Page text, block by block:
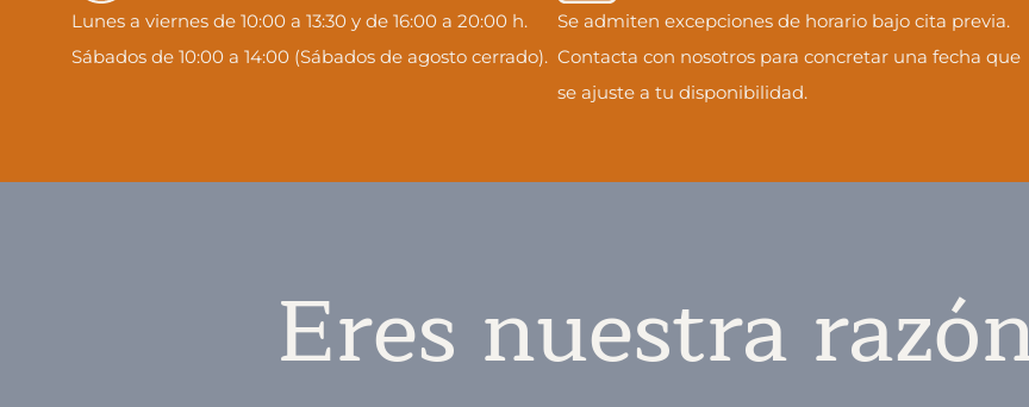
Lunes a viernes de 10:00 a 13:30 y de 16:00 a 20:00 h.
Sábados de 10:00 a 14:00 (Sábados de agosto cerrado).
Se admiten excepciones de horario bajo cita previa.
Contacta con nosotros para concretar una fecha que
se ajuste a tu disponibilidad.
Eres nuestra